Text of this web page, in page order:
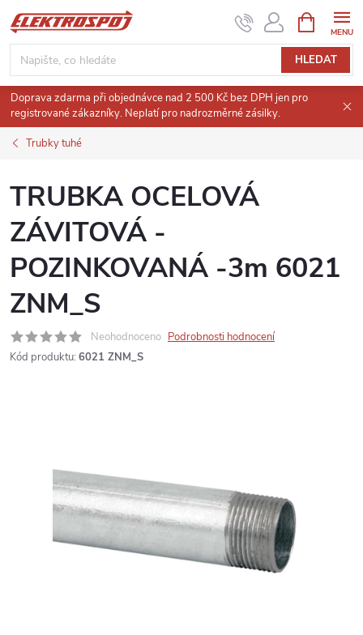
Přejít
na
obsah
HLEDAT
NÁKUPNÍ
KOŠÍK
Doprava zdarma při objednávce nad 2 500 Kč bez DPH jen pro
registrované zákazníky. Neplatí pro nadrozměrné zásilky.
Trubky tuhé
TRUBKA OCELOVÁ
ZÁVITOVÁ -
POZINKOVANÁ -3m 6021
ZNM_S
Neohodnoceno Podrobnosti hodnocení
Kód produktu: 6021 ZNM_S